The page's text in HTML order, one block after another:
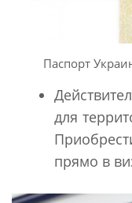
Паспорт
для
прямо в